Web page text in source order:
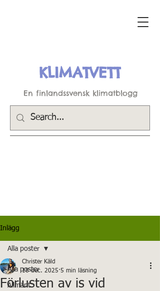
KLIMATVETT
En finlandssvensk klimatblogg
Inlägg
Alla poster
Allmänt
Alla poster
Förlusten av is vid
Christer Käld
18 dec. 2025 5 min läsning